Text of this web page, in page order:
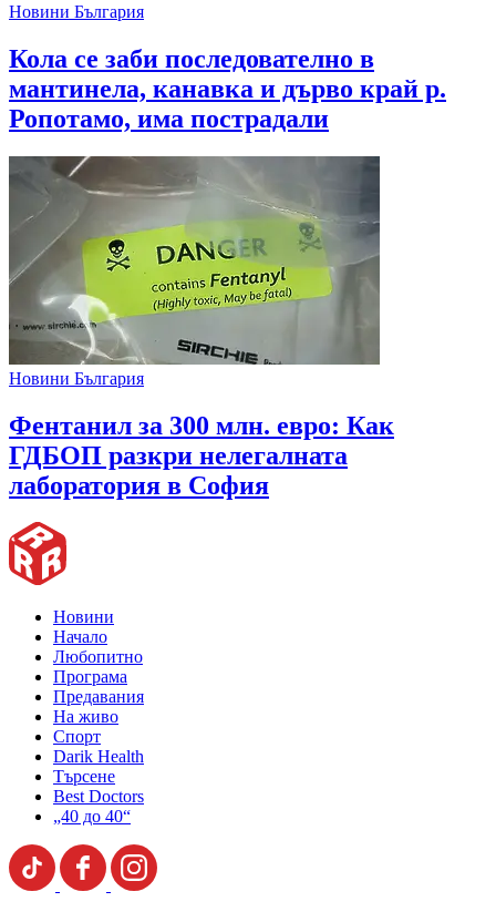
Новини България
Кола се заби последователно в
мантинела, канавка и дърво край р.
Ропотамо, има пострадали
Новини България
Фентанил за 300 млн. евро: Как
ГДБОП разкри нелегалната
лаборатория в София
Новини
Начало
Любопитно
Програма
Предавания
На живо
Спорт
Darik Health
Търсене
Best Doctors
„40 до 40“